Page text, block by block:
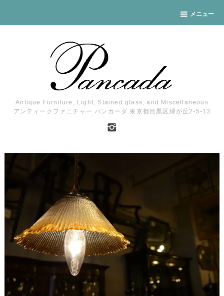
メニュー
Antique Furniture, Light, Stained glass, and Miscellaneous
アンティークファニチャー パンカーダ 東京都目黒区緑が丘2-5-13